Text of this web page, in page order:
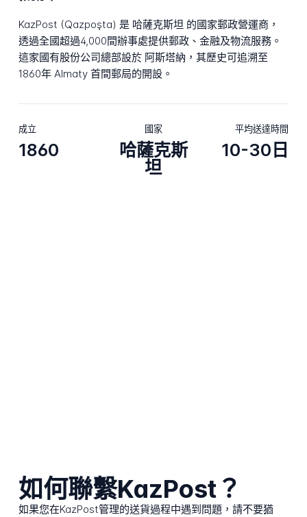
KazPost (Qazpoşta) 是 哈薩克斯坦 的國家郵政營運商，
透過全國超過4,000間辦事處提供郵政、金融及物流服務。
這家國有股份公司總部設於 阿斯塔納，其歷史可追溯至
1860年 Almaty 首間郵局的開設。
成立
1860
國家
哈薩克斯
坦
平均送達時間
10-30日
如何聯繫KazPost？
如果您在KazPost管理的送貨過程中遇到問題，請不要猶